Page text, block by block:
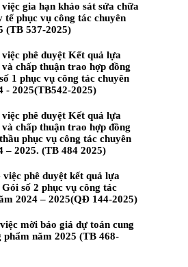
gia hạn khảo sát sửa chữa
phục vụ công tác chuyên
(TB 537-2025)
phê duyệt Kết quả lựa
chấp thuận trao hợp đồng
1 phục vụ công tác chuyên
- 2025(TB542-2025)
phê duyệt Kết quả lựa
chấp thuận trao hợp đồng
phục vụ công tác chuyên
– 2025. (TB 484 2025)
phê duyệt kết quả lựa
số 2 phục vụ công tác
2024 – 2025(QĐ 144-2025)
mời báo giá dự toán cung
phẩm năm 2025 (TB 468-